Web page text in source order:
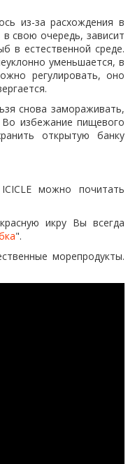
из-за расхождения в
в свою очередь, зависит
в естественной среде.
уменьшается, в
регулировать, оно
снова замораживать,
избежание пищевого
открытую банку
можно почитать
икру Вы всегда
".
морепродукты.